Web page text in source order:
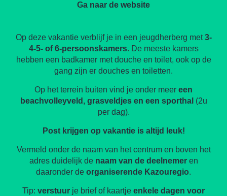
Ga naar de website
Op deze vakantie verblijf je in een jeugdherberg met3-
4-5- of 6-persoonskamers. De meeste kamers
hebben een badkamer met douche en toilet, ook op de
gang zijn er douches en toiletten.
Op het terrein buiten vind je onder meer een
beachvolleyveld, grasveldjes en een sporthal (2u
per dag).
Post krijgen op vakantie is altijd leuk!
Vermeld onder de naam van het centrum en boven het
adres duidelijk de naam van de deelnemeren
daaronder de organiserende Kazouregio.
Tip: verstuur je brief of kaartje enkele dagen voor